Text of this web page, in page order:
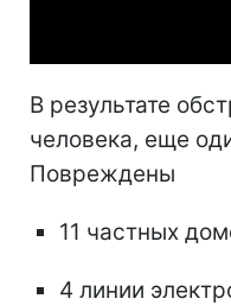
В результате
человека, еще
Повреждены
11 частных
4 линии